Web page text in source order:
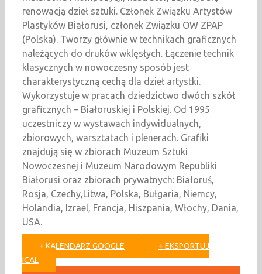
renowacją dzieł sztuki. Członek Związku Artystów
Plastyków Białorusi, członek Związku OW ZPAP
(Polska). Tworzy głównie w technikach graficznych
należących do druków wklęsłych. Łączenie technik
klasycznych w nowoczesny sposób jest
charakterystyczną cechą dla dzieł artystki.
Wykorzystuje w pracach dziedzictwo dwóch szkół
graficznych – Białoruskiej i Polskiej. Od 1995
uczestniczy w wystawach indywidualnych,
zbiorowych, warsztatach i plenerach. Grafiki
znajdują się w zbiorach Muzeum Sztuki
Nowoczesnej i Muzeum Narodowym Republiki
Białorusi oraz zbiorach prywatnych: Białoruś,
Rosja, Czechy,Litwa, Polska, Bułgaria, Niemcy,
Holandia, Izrael, Francja, Hiszpania, Włochy, Dania,
USA.
+ KALENDARZ GOOGLE
+ EKSPORTUJ
ICAL